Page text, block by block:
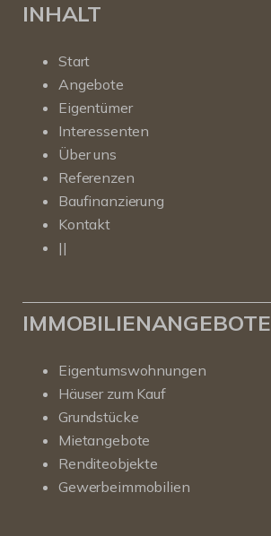
INHALT
Start
Angebote
Eigentümer
Interessenten
Über uns
Referenzen
Baufinanzierung
Kontakt
||
IMMOBILIENANGEBOTE
Eigentumswohnungen
Häuser zum Kauf
Grundstücke
Mietangebote
Renditeobjekte
Gewerbeimmobilien